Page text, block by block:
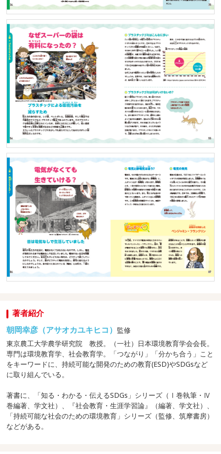
著者紹介
朝岡幸彦（アサオカユキヒコ） 監修
東京農工大学農学研究院 教授。（一社）日本環境教育学会会長。
専門は環境教育学、社会教育学。「つながり」「分かち合う」こと
をキーワードに、持続可能な開発のための教育(ESD)やSDGsなど
に取り組んでいる。
著書に、「知る・わかる・伝えるSDGs」シリーズ（Ⅰ巻執筆・Ⅳ
巻編著、学文社）、『社会教育・生涯学習論』（編著、学文社）、
「持続可能な社会のための環境教育」シリーズ（監修、筑摩書房）
などがある。